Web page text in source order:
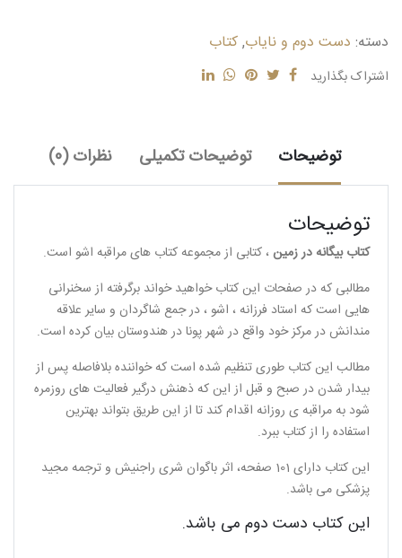
دسته: دست دوم و نایاب,کتاب
اشتراک بگذارید
توضیحات توضیحات تکمیلی نظرات (0)
توضیحات
کتاب بیگانه در زمین ، کتابی از مجموعه کتاب های مراقبه اشو است.
مطالبی که در صفحات این کتاب خواهید خواند برگرفته از سخنرانی
هایی است که استاد فرزانه ، اشو ، در جمع شاگردان و سایر علاقه
مندانش در مرکز خود واقع در شهر پونا در هندوستان بیان کرده است.
مطالب این کتاب طوری تنظیم شده است که خواننده بلافاصله پس از
بیدار شدن در صبح و قبل از این که ذهنش درگیر فعالیت های روزمره
شود به مراقبه ی روزانه اقدام کند تا از این طریق بتواند بهترین
استفاده را از کتاب ببرد.
این کتاب دارای 101 صفحه، اثر باگوان شری راجنیش و ترجمه مجید
پزشکی می باشد.
این کتاب دست دوم می باشد.